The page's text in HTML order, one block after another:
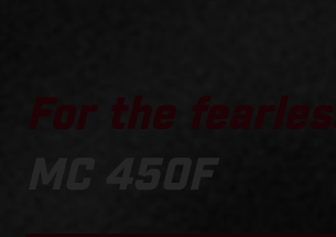
MC 450F